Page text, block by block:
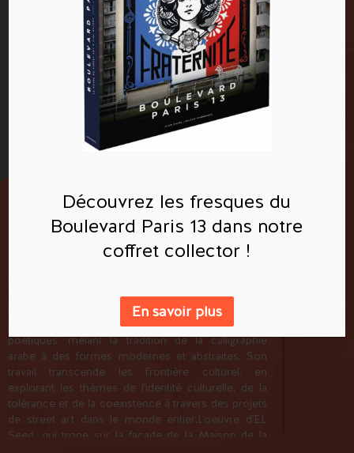
Untitled
eL Seed est un artiste franco-tunisien renommé
impressionnantes. Il a développé un style unique
pour créer des compositions harmonieuses et
poétiques, mêlant la tradition de la calligraphie
arabe à des formes modernes et abstraites. Son
travail transcende les frontière culturel, en
explorant les thèmes de l'identité culturelle, de la
tolérance et de la coexistence à travers des projets
de street art dans le monde entier.L'oeuvre d'EL
Seed, qui trone sur la facade de la Maison de la
Plan des fresques
Découvrez les fresques du
Boulevard Paris 13 dans notre
coffret collector !
En savoir plus